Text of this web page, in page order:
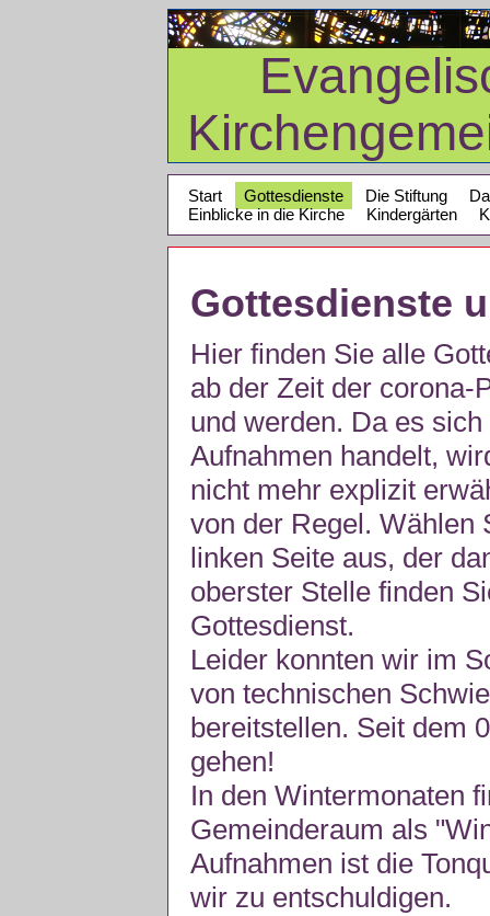
Start Gottesdienste Die Stiftung
Einblicke in die Kirche
Kindergärten
Gottesdienste
Hier finden Sie alle
ab der Zeit der corona-
und werden. Da es
Aufnahmen handelt,
nicht mehr explizit
von der Regel. Wählen
linken Seite aus, der
oberster Stelle finden
Gottesdienst.
Leider konnten wir im
von technischen
bereitstellen. Seit dem
gehen!
In den Wintermonaten
Gemeinderaum als
Aufnahmen ist die
wir zu entschuldigen.